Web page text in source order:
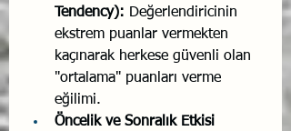
Tendency): Değerlendiricinin
ekstrem puanlar vermekten
kaçınarak herkese güvenli olan
"ortalama" puanları verme
eğilimi.
Öncelik ve Sonralık Etkisi